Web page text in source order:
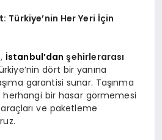
Türkiye’nin Her Yeri İçin
, İstanbul’danşehirlerarası
dört bir yanına
garantisi sunar. Taşınma
herhangi bir hasar görmemesi
ve paketleme